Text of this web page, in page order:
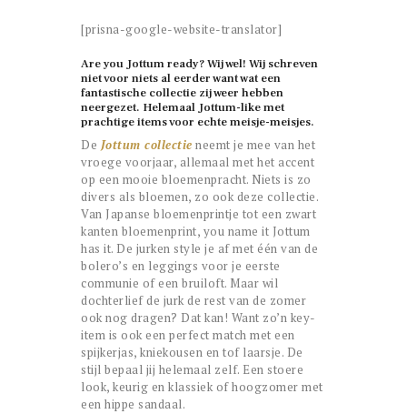
[prisna-google-website-translator]
Are you Jottum ready? Wij wel! Wij schreven
niet voor niets al eerder want wat een
fantastische collectie zij weer hebben
neergezet. Helemaal Jottum-like met
prachtige items voor echte meisje-meisjes.
De Jottum collectie neemt je mee van het
vroege voorjaar, allemaal met het accent
op een mooie bloemenpracht. Niets is zo
divers als bloemen, zo ook deze collectie.
Van Japanse bloemenprintje tot een zwart
kanten bloemenprint, you name it Jottum
has it. De jurken style je af met één van de
bolero’s en leggings voor je eerste
communie of een bruiloft. Maar wil
dochterlief de jurk de rest van de zomer
ook nog dragen? Dat kan! Want zo’n key-
item is ook een perfect match met een
spijkerjas, kniekousen en tof laarsje. De
stijl bepaal jij helemaal zelf. Een stoere
look, keurig en klassiek of hoogzomer met
een hippe sandaal.